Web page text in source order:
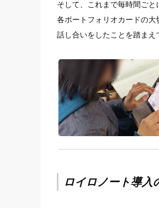
そして、これまで毎時間ごと
各ポートフォリオカードの大
話し合いをしたことを踏まえ
ロイロノート導入